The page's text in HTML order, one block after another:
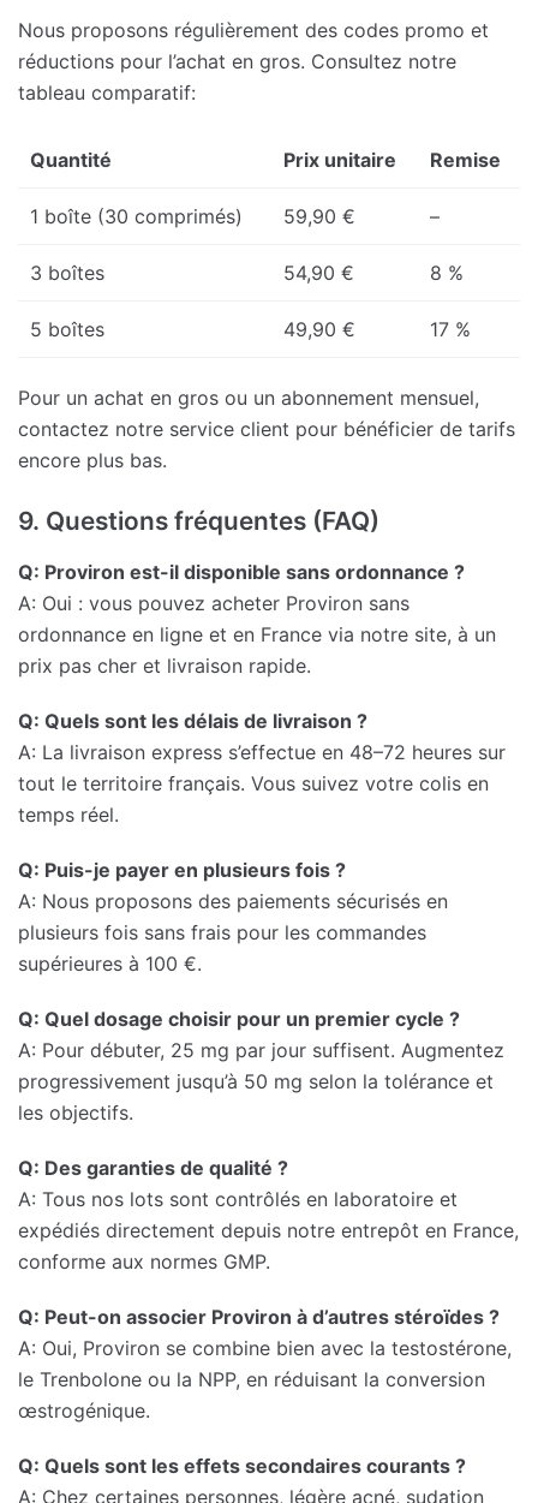
Nous proposons régulièrement des codes promo et
réductions pour l’achat en gros. Consultez notre
tableau comparatif:
Quantité Prix unitaire Remise
1 boîte (30 comprimés) 59,90 € –
3 boîtes 54,90 € 8 %
5 boîtes 49,90 € 17 %
Pour un achat en gros ou un abonnement mensuel,
contactez notre service client pour bénéficier de tarifs
encore plus bas.
9. Questions fréquentes (FAQ)
Q: Proviron est-il disponible sans ordonnance ?
A: Oui : vous pouvez acheter Proviron sans
ordonnance en ligne et en France via notre site, à un
prix pas cher et livraison rapide.
Q: Quels sont les délais de livraison ?
A: La livraison express s’effectue en 48–72 heures sur
tout le territoire français. Vous suivez votre colis en
temps réel.
Q: Puis-je payer en plusieurs fois ?
A: Nous proposons des paiements sécurisés en
plusieurs fois sans frais pour les commandes
supérieures à 100 €.
Q: Quel dosage choisir pour un premier cycle ?
A: Pour débuter, 25 mg par jour suffisent. Augmentez
progressivement jusqu’à 50 mg selon la tolérance et
les objectifs.
Q: Des garanties de qualité ?
A: Tous nos lots sont contrôlés en laboratoire et
expédiés directement depuis notre entrepôt en France,
conforme aux normes GMP.
Q: Peut-on associer Proviron à d’autres stéroïdes ?
A: Oui, Proviron se combine bien avec la testostérone,
le Trenbolone ou la NPP, en réduisant la conversion
œstrogénique.
Q: Quels sont les effets secondaires courants ?
A: Chez certaines personnes, légère acné, sudation